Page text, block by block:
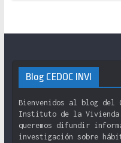
Blog CEDOC INVI
Bienvenidos al blog del
Instituto de la
queremos difundir
investigación sobre